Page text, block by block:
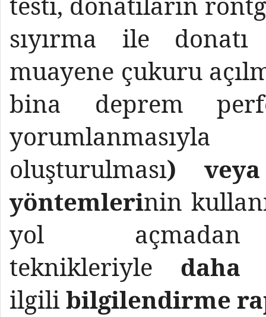
sıyırma ile
muayene çukuru
bina deprem
oluşturulması) veya
yöntemlerinin
yol
teknikleriyle daha
ilgilibilgilendirme